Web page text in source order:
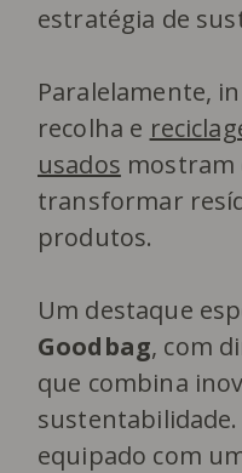
estratégia de
Paralelamente,
recolha e
usados mostram
transformar
produtos.
Um destaque
Goodbag, com
que combina
sustentabilidade.
equipado com